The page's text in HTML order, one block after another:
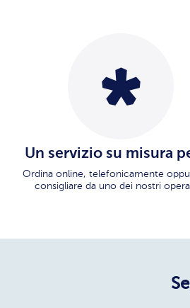
Un servizio su misura
Ordina online, telefonicamente
consigliare da uno dei nostri